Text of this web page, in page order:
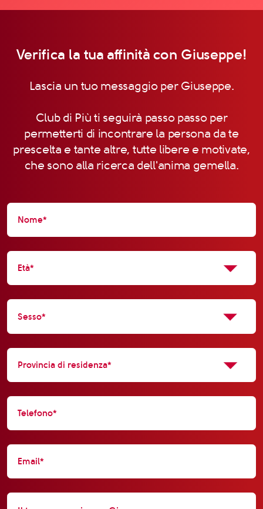
Verifica la tua affinità con Giuseppe!
Lascia un tuo messaggio per Giuseppe.
Club di Più ti seguirà passo passo per
permetterti di incontrare la persona da te
prescelta e tante altre, tutte libere e motivate,
che sono alla ricerca dell'anima gemella.